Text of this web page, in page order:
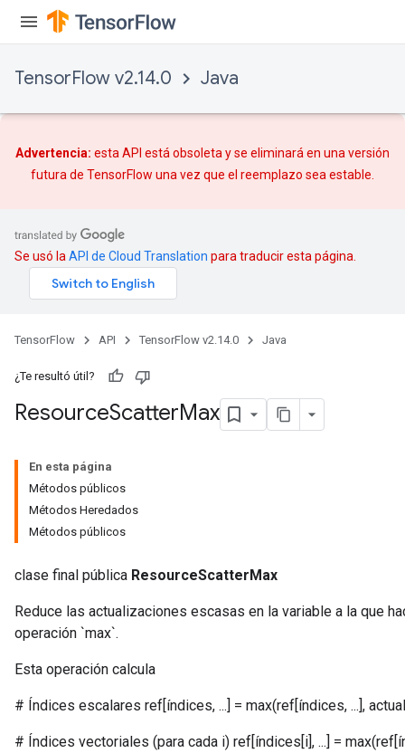
TensorFlow v2.14.0 Java
Advertencia: esta API está obsoleta y se eliminará en una versión
futura de TensorFlow una vez que el reemplazo sea estable.
Se usó la API de Cloud Translation para traducir esta página.
TensorFlow API TensorFlow v2.14.0 Java
¿Te resultó útil?
ResourceScatterMax
En esta página
Métodos públicos
Métodos Heredados
Métodos públicos
clase final pública ResourceScatterMax
Reduce las actualizaciones escasas en la variable a la que
operación `max`.
Esta operación calcula
# Índices escalares ref[índices, ...] = max(ref[índices, ...],
# Índices vectoriales (para cada i) ref[índices[i], ...] =